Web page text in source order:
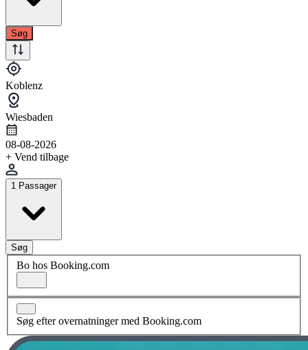
Søg
Koblenz
Wiesbaden
08-08-2026
+ Vend tilbage
1 Passager
Søg
Bo hos Booking.com
Søg efter overnatninger med Booking.com